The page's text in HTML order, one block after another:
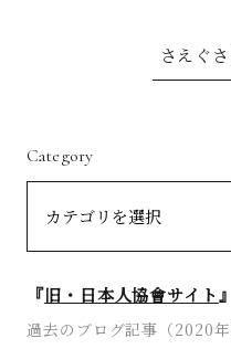
さえぐ
Category
『旧・日本人協會サイト』
過去のブログ記事（2020